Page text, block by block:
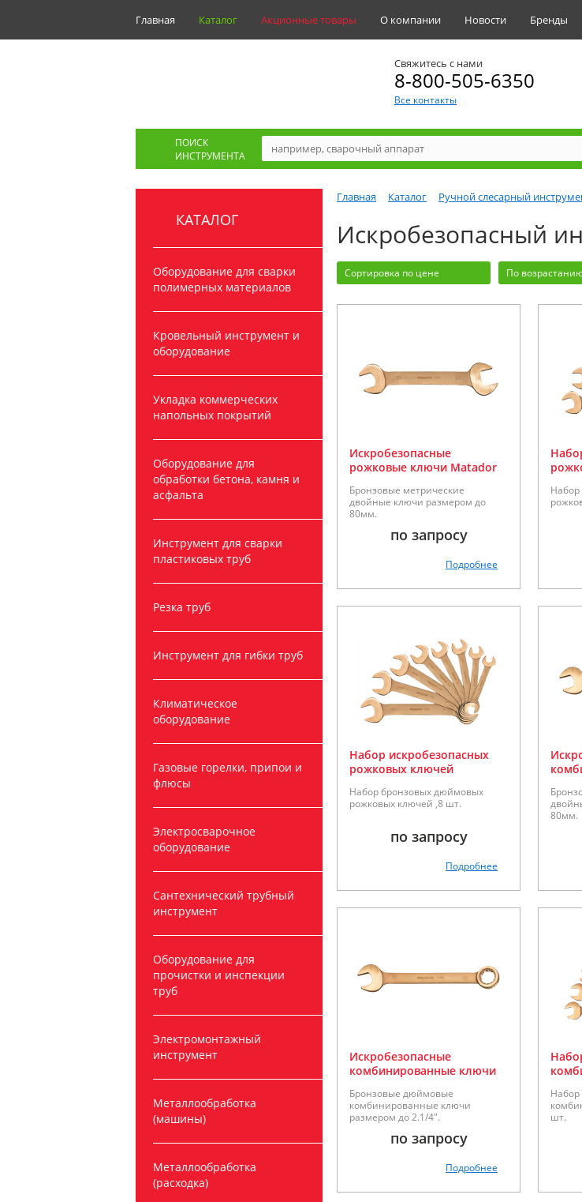
Главная Каталог Акционные товары О компании Новости Бренды
Свяжитесь с нами
8-800-505-6350
Все контакты
ПОИСК
ИНСТРУМЕНТА
КАТАЛОГ
Оборудование для сварки
полимерных материалов
Кровельный инструмент и
оборудование
Укладка коммерческих
напольных покрытий
Оборудование для
обработки бетона, камня и
асфальта
Инструмент для сварки
пластиковых труб
Резка труб
Инструмент для гибки труб
Климатическое
оборудование
Газовые горелки, припои и
флюсы
Электросварочное
оборудование
Сантехнический трубный
инструмент
Оборудование для
прочистки и инспекции
труб
Электромонтажный
инструмент
Металлообработка
(машины)
Металлообработка
(расходка)
Главная Каталог Ручной слесарный
Искробезопасный
Сортировка по цене По
Искробезопасные
рожковые ключи Matador
Бронзовые метрические
двойные ключи размером до
80мм.
по запросу
Подробнее
Набор искробезопасных
рожковых ключей
Набор бронзовых дюймовых
рожковых ключей ,8 шт.
по запросу
Подробнее
80мм.
Искробезопасные
комбинированные ключи
Бронзовые дюймовые
комбинированные ключи
размером до 2.1/4".
по запросу
Подробнее
70185
шт.